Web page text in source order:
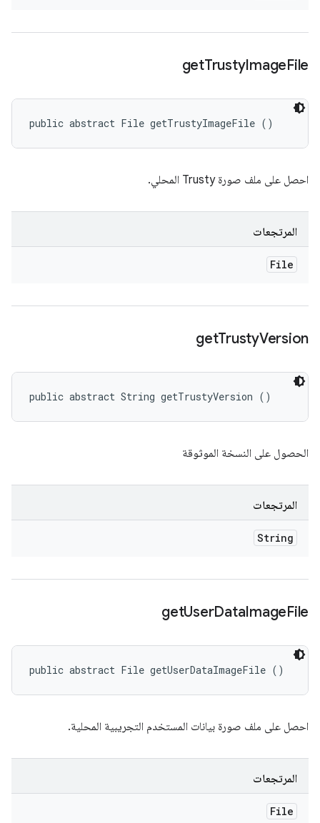
getTrustyImageFile
public abstract File getTrustyImageFile ()
احصل على ملف صورة Trusty المحلي.
المرتجعات
File
getTrustyVersion
public abstract String getTrustyVersion ()
الحصول على النسخة الموثوقة
المرتجعات
String
getUserDataImageFile
public abstract File getUserDataImageFile ()
احصل على ملف صورة بيانات المستخدم التجريبية المحلية.
المرتجعات
File